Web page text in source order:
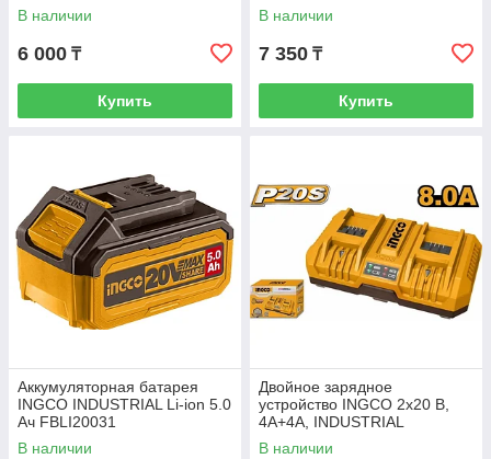
В наличии
6 000 ₸
Купить
В наличии
7 350 ₸
Купить
Аккумуляторная батарея
INGCO INDUSTRIAL Li-ion 5.0
Ач FBLI20031
В наличии
Двойное зарядное
устройство INGCO 2x20 B,
4A+4А, INDUSTRIAL
FCLI2082
В наличии